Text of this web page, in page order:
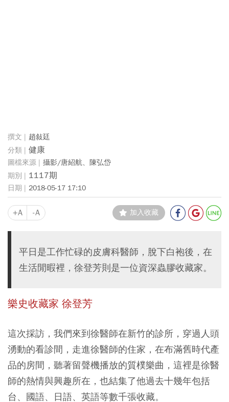
趙敍廷
健康
攝影/唐紹航、陳弘岱
1117期
2018-05-17 17:10
+A -A 加入收藏
平日是工作忙碌的皮膚科醫師，脫下白袍後，在
生活閒暇裡，徐登芳則是一位資深蟲膠收藏家。
樂史收藏家 徐登芳
這次採訪，我們來到徐醫師在新竹的診所，穿過人頭
湧動的看診間，走進徐醫師的住家，在布滿舊時代產
品的房間，聽著留聲機播放的質樸樂曲，這裡是徐醫
師的熱情與興趣所在，也結集了他過去十幾年包括
台、國語、日語、英語等數千張收藏。